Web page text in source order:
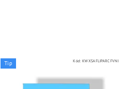
Tip Kód: KWXSAFLIPARCFVNI